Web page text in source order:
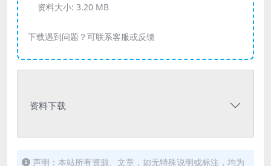
资料大小: 3.20 MB
下载遇到问题？可联系客服或反馈
资料下载
声明：本站所有资源、文章，如无特殊说明或标注，均为